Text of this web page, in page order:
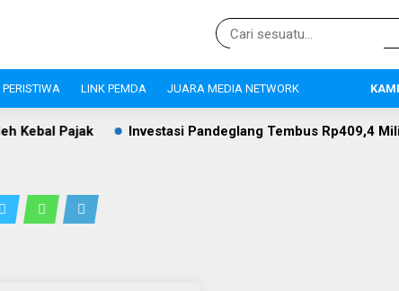
PERISTIWA LINK PEMDA JUARA MEDIA NETWORK
Investasi Pandeglang Tembus Rp409,4 Miliar, Pertanian Jadi